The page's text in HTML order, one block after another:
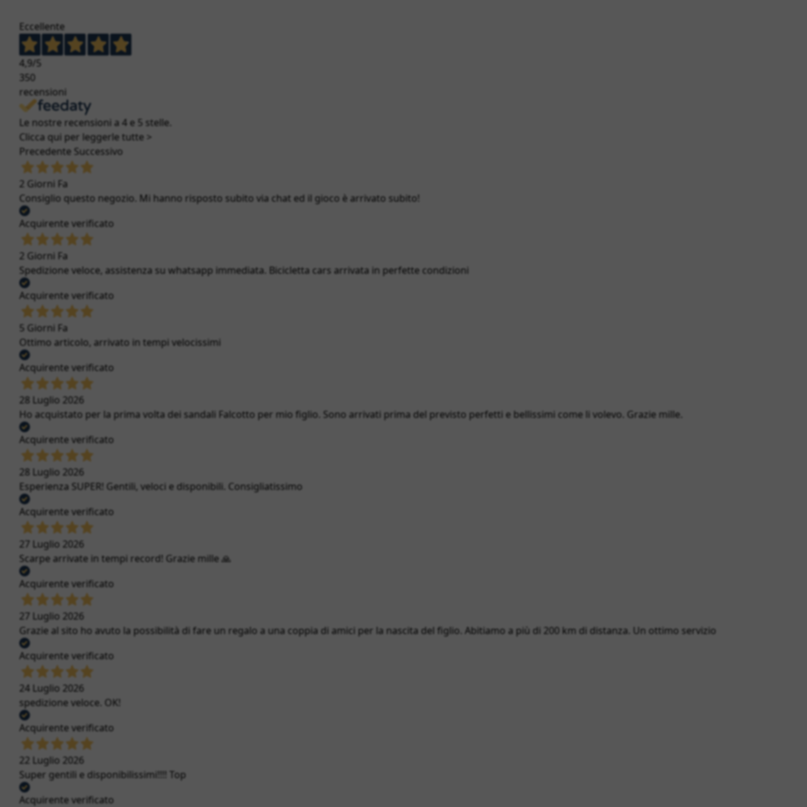
Eccellente
4,9/5
350
recensioni
Le nostre recensioni a 4 e 5 stelle.
Clicca qui per leggerle tutte >
Precedente Successivo
2 Giorni Fa
Consiglio questo negozio. Mi hanno risposto subito via chat ed il gioco è arrivato subito!
Acquirente verificato
2 Giorni Fa
Spedizione veloce, assistenza su whatsapp immediata. Bicicletta cars arrivata in perfette condizioni
Acquirente verificato
5 Giorni Fa
Ottimo articolo, arrivato in tempi velocissimi
Acquirente verificato
28 Luglio 2026
Ho acquistato per la prima volta dei sandali Falcotto per mio figlio. Sono arrivati prima del previsto perfetti e bellissimi come li volevo. Grazie mille.
Acquirente verificato
28 Luglio 2026
Esperienza SUPER! Gentili, veloci e disponibili. Consigliatissimo
Acquirente verificato
27 Luglio 2026
Scarpe arrivate in tempi record! Grazie mille 🙏
Acquirente verificato
27 Luglio 2026
Grazie al sito ho avuto la possibilità di fare un regalo a una coppia di amici per la nascita del figlio. Abitiamo a più di 200 km di distanza. Un ottimo servizio
Acquirente verificato
24 Luglio 2026
spedizione veloce. OK!
Acquirente verificato
22 Luglio 2026
Super gentili e disponibilissimi!!!! Top
Acquirente verificato